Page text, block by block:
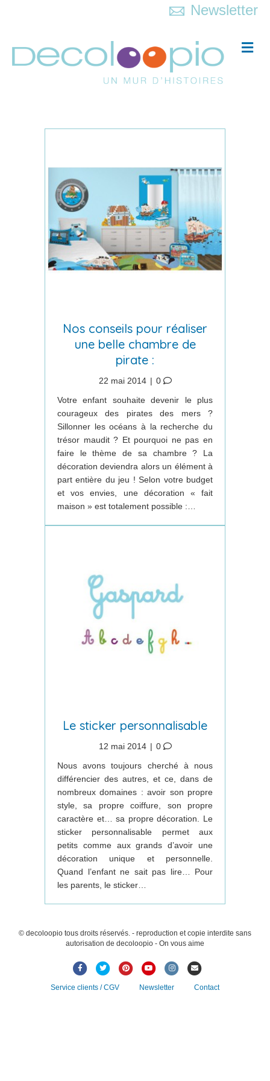
Newsletter
Nos conseils pour réaliser
une belle chambre de
pirate :
22 mai 2014 | 0
Votre enfant souhaite devenir le plus
courageux des pirates des mers ?
Sillonner les océans à la recherche du
trésor maudit ? Et pourquoi ne pas en
faire le thème de sa chambre ? La
décoration deviendra alors un élément à
part entière du jeu ! Selon votre budget
et vos envies, une décoration « fait
maison » est totalement possible :…
Le sticker personnalisable
12 mai 2014 | 0
Nous avons toujours cherché à nous
différencier des autres, et ce, dans de
nombreux domaines : avoir son propre
style, sa propre coiffure, son propre
caractère et… sa propre décoration. Le
sticker personnalisable permet aux
petits comme aux grands d’avoir une
décoration unique et personnelle.
Quand l’enfant ne sait pas lire… Pour
les parents, le sticker…
© decoloopio tous droits réservés. - reproduction et copie interdite sans
autorisation de decoloopio - On vous aime
FacebookTwitter PinterestYoutubeInstagramEmail
Service clients / CGV Newsletter Contact